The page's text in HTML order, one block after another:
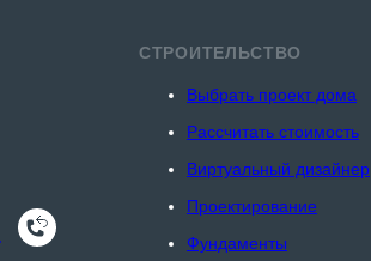
СТРОИТЕЛЬСТВО
Выбрать проект дома
Рассчитать стоимость
Виртуальный дизайнер
Проектирование
Фундаменты